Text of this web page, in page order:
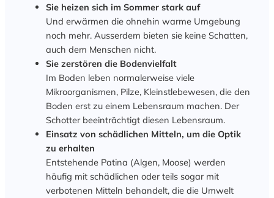
Sie heizen sich im Sommer stark auf
Und erwärmen die ohnehin warme Umgebung
noch mehr. Ausserdem bieten sie keine Schatten,
auch dem Menschen nicht.
Sie zerstören die Bodenvielfalt
Im Boden leben normalerweise viele
Mikroorganismen, Pilze, Kleinstlebewesen, die den
Boden erst zu einem Lebensraum machen. Der
Schotter beeinträchtigt diesen Lebensraum.
Einsatz von schädlichen Mitteln, um die Optik
zu erhalten
Entstehende Patina (Algen, Moose) werden
häufig mit schädlichen oder teils sogar mit
verbotenen Mitteln behandelt, die die Umwelt